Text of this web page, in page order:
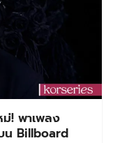
ม่! พาเพลง
น Billboard